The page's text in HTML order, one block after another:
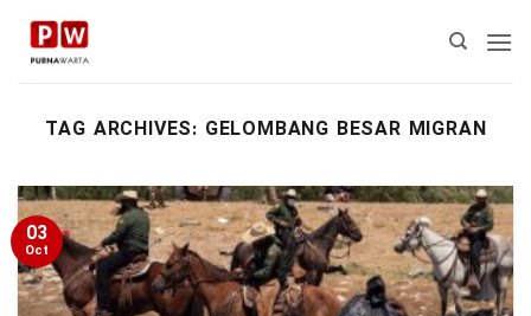
Skip
content
TAG ARCHIVES: GELOMBANG BESAR MIGRAN
03
Oct